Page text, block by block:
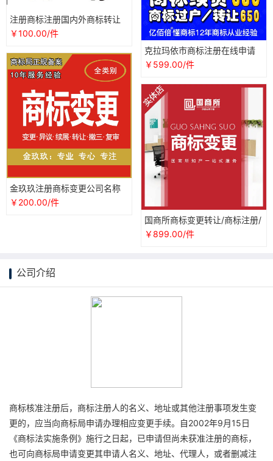
注册商标注册国内外商标转让
及商标变更商标续展商标复审
￥100.00/件
克拉玛依市商标注册在线申请
网报商标变更转让驳回复审撤
￥599.00/件
金玖玖注册商标变更公司名称
地址转让续展复审异议撤三异
￥200.00/件
国商所商标变更转让/商标注册/
个人企业商标logo查询设计续
￥899.00/件
公司介绍
商标核准注册后，商标注册人的名义、地址或其他注册事项发生变
更的，应当向商标局申请办理相应变更手续。自2002年9月15日
《商标法实施条例》施行之日起，已申请但尚未获准注册的商标，
也可向商标局申请变更其申请人名义、地址、代理人，或者删减注